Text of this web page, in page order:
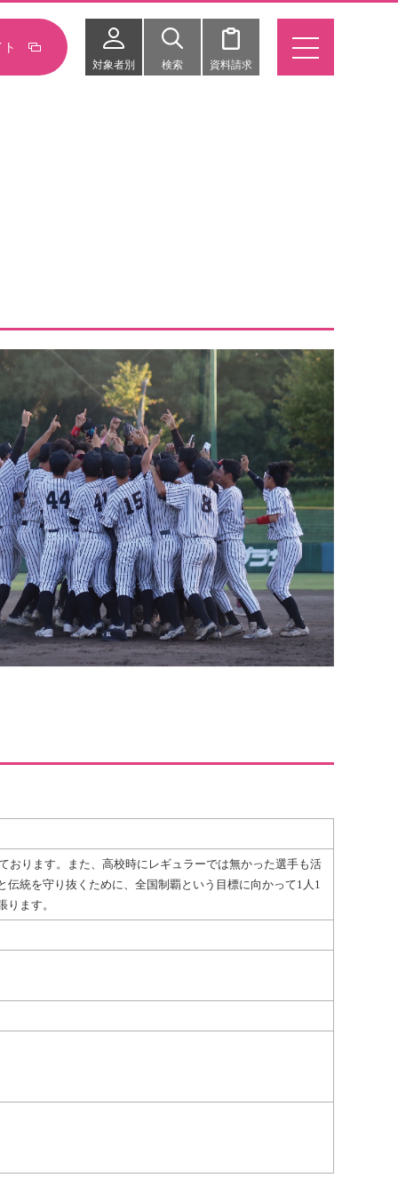
対象者別 検索 資料請求
おります。また、高校時にレギュラーでは無かった選手も活
統を守り抜くために、全国制覇という目標に向かって1人1
ます。